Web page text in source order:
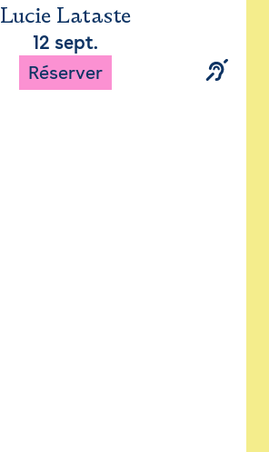
Lucie Lataste
12 sept.
Réserver